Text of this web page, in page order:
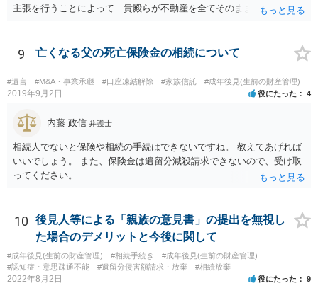
主張を行うことによって 貴殿らが不動産を全てそのまま取得できる
9 亡くなる父の死亡保険金の相続について
#遺言 #M&A・事業承継 #口座凍結解除 #家族信託 #成年後見(生前の財産管理)
2019年9月2日 役にたった 4
内藤 政信 弁護士
相続人でないと保険や相続の手続はできないですね。 教えてあげれば
いいでしょう。 また、保険金は遺留分減殺請求できないので、受け取
ってください。
10
後見人等による「親族の意見書」の提出を無視し
た場合のデメリットと今後に関して
#成年後見(生前の財産管理) #相続手続き
#成年後見(生前の財産管理)
#認知症・意思疎通不能
#遺留分侵害額請求・放棄 #相続放棄
2022年8月2日 役にたった 9